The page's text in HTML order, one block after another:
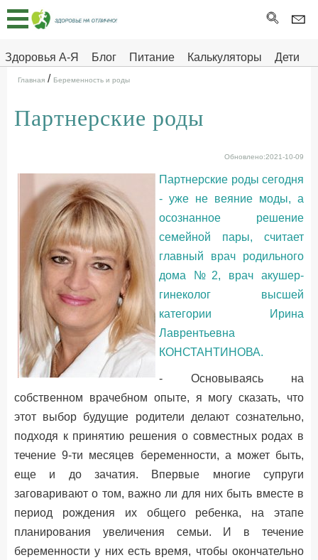
Здоровья А-Я Блог Питание Калькуляторы
Дети
Здоровье на отлично
Главная
Тесты
Про
ДЕТЯМ
Главная / Беременность и роды
Партнерские роды
Обновлено:2021-10-09
Партнерские роды сегодня
- уже не веяние моды, а
осознанное решение
семейной пары, считает
главный врач родильного
дома №2, врач акушер-
гинеколог высшей
категории Ирина
Лаврентьевна
КОНСТАНТИНОВА.
- Основываясь на
собственном врачебном опыте, я могу сказать, что
этот выбор будущие родители делают сознательно,
подходя к принятию решения о совместных родах в
течение 9-ти месяцев беременности, а может быть,
еще и до зачатия. Впервые многие супруги
заговаривают о том, важно ли для них быть вместе в
период рождения их общего ребенка, на этапе
планирования увеличения семьи. И в течение
беременности у них есть время, чтобы окончательно